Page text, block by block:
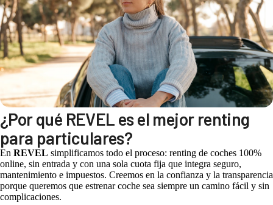
¿Por qué REVEL es el mejor renting
para particulares?
En REVEL simplificamos todo el proceso: renting de coches 100%
online, sin entrada y con una sola cuota fija que integra seguro,
mantenimiento e impuestos. Creemos en la confianza y la transparencia
porque queremos que estrenar coche sea siempre un camino fácil y sin
complicaciones.